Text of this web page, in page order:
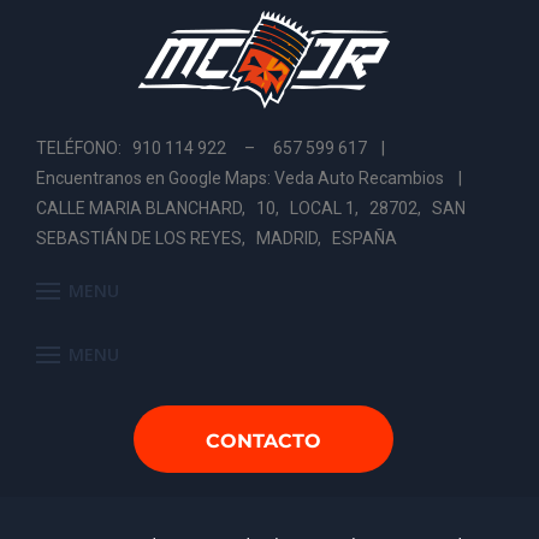
TELÉFONO: 910 114 922 – 657 599 617 |
Encuentranos en Google Maps: Veda Auto Recambios
CALLE MARIA BLANCHARD, 10, LOCAL 1, 28702, SAN
SEBASTIÁN DE LOS REYES, MADRID, ESPAÑA
MENU
MENU
CONTACTO